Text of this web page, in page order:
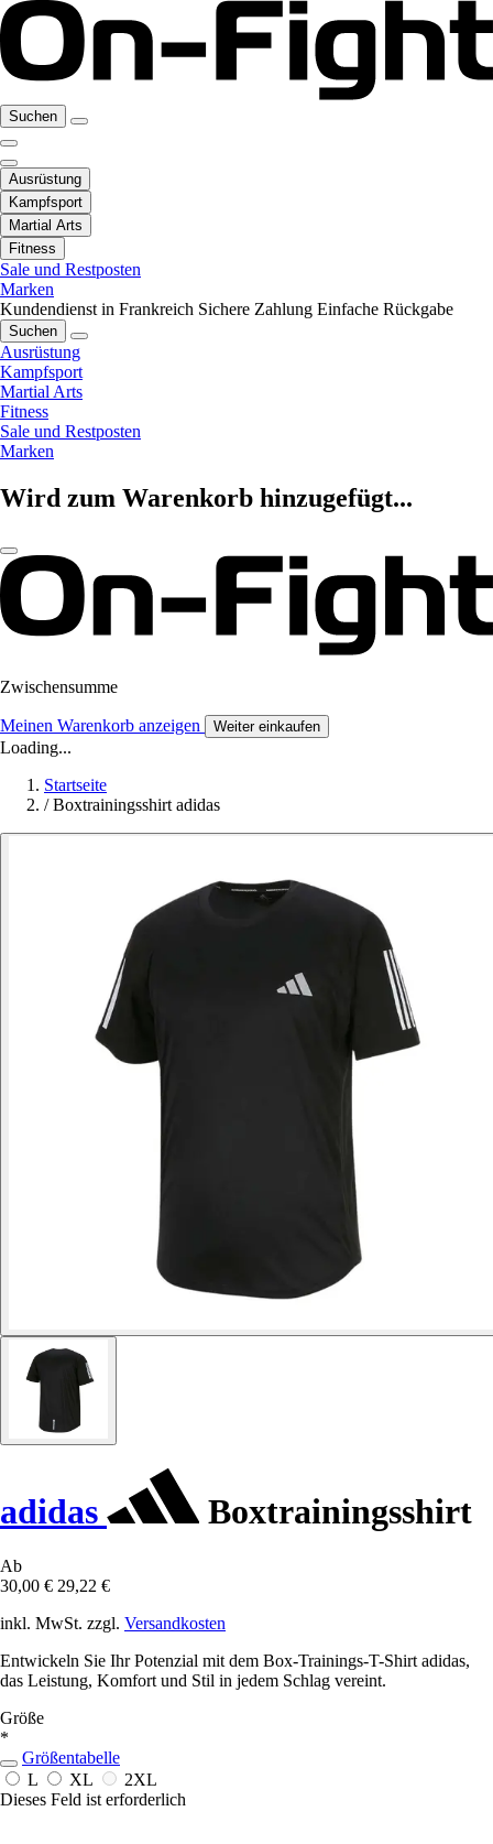
Suchen
Ausrüstung
Kampfsport
Martial Arts
Fitness
Sale und Restposten
Marken
Kundendienst in Frankreich Sichere Zahlung Einfache Rückgabe
Suchen
Ausrüstung
Kampfsport
Martial Arts
Fitness
Sale und Restposten
Marken
Wird zum Warenkorb hinzugefügt...
Zwischensumme
Meinen Warenkorb anzeigen Weiter einkaufen
Loading...
Startseite
/ Boxtrainingsshirt adidas
adidas Boxtrainingsshirt
Ab
30,00 € 29,22 €
inkl. MwSt. zzgl. Versandkosten
Entwickeln Sie Ihr Potenzial mit dem Box-Trainings-T-Shirt adidas,
das Leistung, Komfort und Stil in jedem Schlag vereint.
Größe
*
Größentabelle
L
XL
2XL
Dieses Feld ist erforderlich